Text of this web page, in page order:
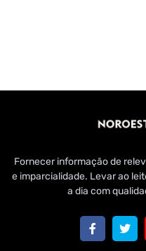
Fornecer informação de
e imparcialidade. Levar ao
a dia com